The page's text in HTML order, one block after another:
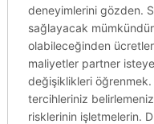
deneyimlerini gözden.
sağlayacak
olabileceğinden
maliyetler partner
değişiklikleri
tercihleriniz
risklerinin işletmelerin.